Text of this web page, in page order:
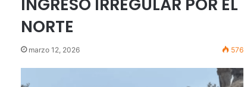
NORTE
marzo 12, 2026 576